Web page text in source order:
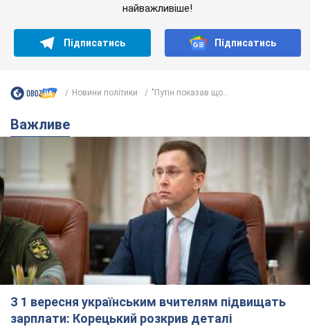
найважливіше!
Підписатись Підписатись
Новини політики "Путін показав що...
Важливе
З 1 вересня українським вчителям підвищать
зарплати: Корецький розкрив деталі